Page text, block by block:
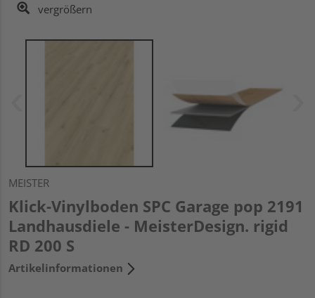
vergrößern
MEISTER
Klick-Vinylboden SPC Garage pop 2191
Landhausdiele - MeisterDesign. rigid
RD 200 S
Artikelinformationen